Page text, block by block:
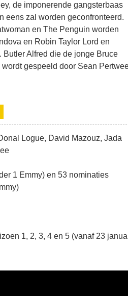
de imponerende gangsterbaas
eens zal worden geconfronteerd.
en The Penguin worden
en Robin Taylor Lord en
Butler Alfred die de jonge Bruce
gespeeld door Sean
Logue, David Mazouz, Jada
1 Emmy) en 53 nominaties
1, 2, 3, 4 en 5 (vanaf 23